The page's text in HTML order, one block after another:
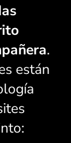
.
están